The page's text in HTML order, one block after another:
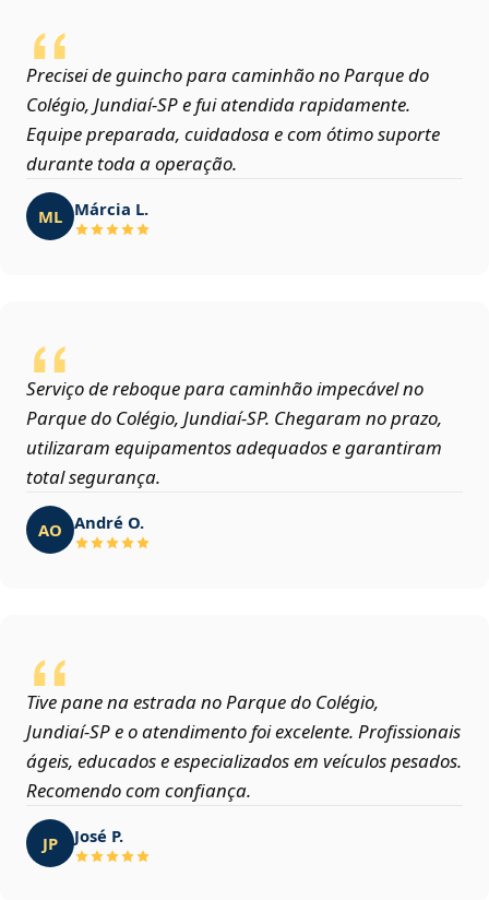
Precisei de guincho para caminhão no Parque do
Colégio, Jundiaí‑SP e fui atendida rapidamente.
Equipe preparada, cuidadosa e com ótimo suporte
durante toda a operação.
ML Márcia L.
Serviço de reboque para caminhão impecável no
Parque do Colégio, Jundiaí‑SP. Chegaram no prazo,
utilizaram equipamentos adequados e garantiram
total segurança.
AO André O.
Tive pane na estrada no Parque do Colégio,
Jundiaí‑SP e o atendimento foi excelente. Profissionais
ágeis, educados e especializados em veículos pesados.
Recomendo com confiança.
JP José P.